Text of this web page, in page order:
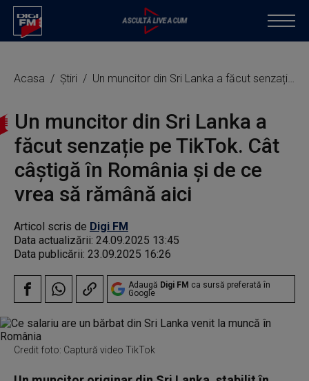
Acasa Știri Un muncitor din Sri Lanka a făcut senzație pe TikTok. Cât câștigă în România și de ce vrea să rămână aici
Un muncitor din Sri Lanka a
făcut senzație pe TikTok. Cât
câștigă în România și de ce
vrea să rămână aici
Articol scris de Digi FM
Data actualizării: 24.09.2025 13:45
Data publicării: 23.09.2025 16:26
Adaugă Digi FM ca sursă preferată în
Google
Credit foto: Captură video TikTok